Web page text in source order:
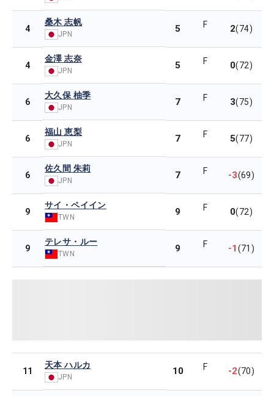
4
桑木 志帆
JPN 5 F 2(74)
4
金澤 志奈
JPN 5 F 0(72)
6
大久保 柚季
JPN 7 F 3(75)
6
福山 恵梨
JPN 7 F 5(77)
6
佐久間 朱莉
JPN 7 F -3(69)
9
サイ・ペイイン
TWN 9 F 0(72)
9
テレサ・ルー
TWN 9 F -1(71)
11
天本 ハルカ
JPN
10 F -2(70)